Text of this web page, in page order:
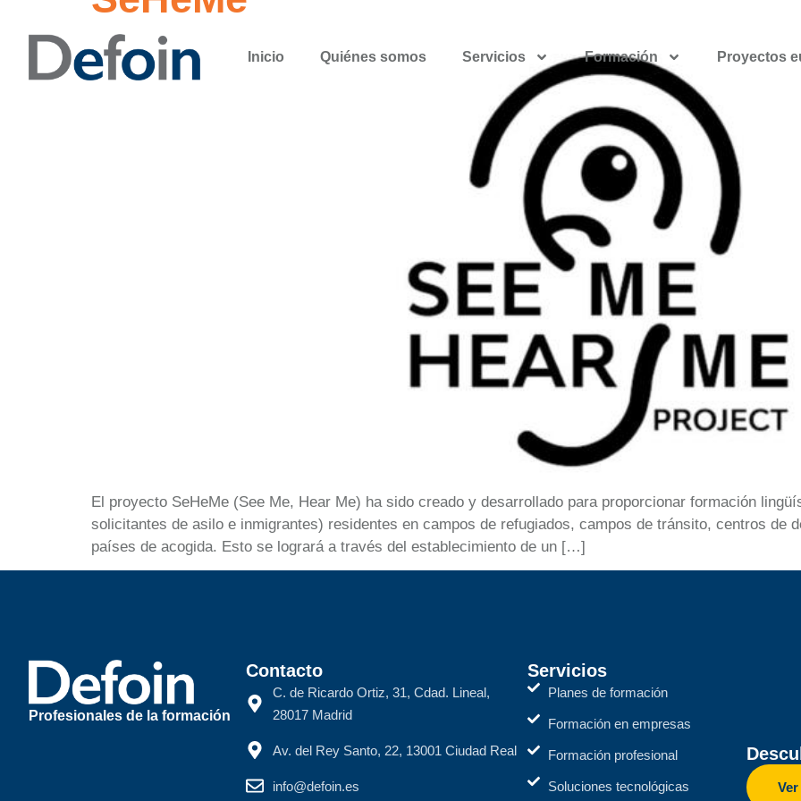
Inicio Quiénes somos Servicios Formación Proyectos
El proyecto SeHeMe (See Me, Hear Me) ha sido creado y desarrollado para proporcionar formación
solicitantes de asilo e inmigrantes) residentes en campos de refugiados, campos de tránsito, centros de
países de acogida. Esto se logrará a través del establecimiento de un […]
Profesionales de la formación
Contacto
C. de Ricardo Ortiz, 31, Cdad. Lineal,
28017 Madrid
Av. del Rey Santo, 22, 13001 Ciudad Real
info@defoin.es
Servicios
Planes de formación
Formación en empresas
Formación profesional
Soluciones tecnológicas